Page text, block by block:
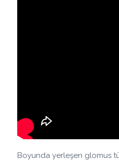
Boyunda yerleşen glomus